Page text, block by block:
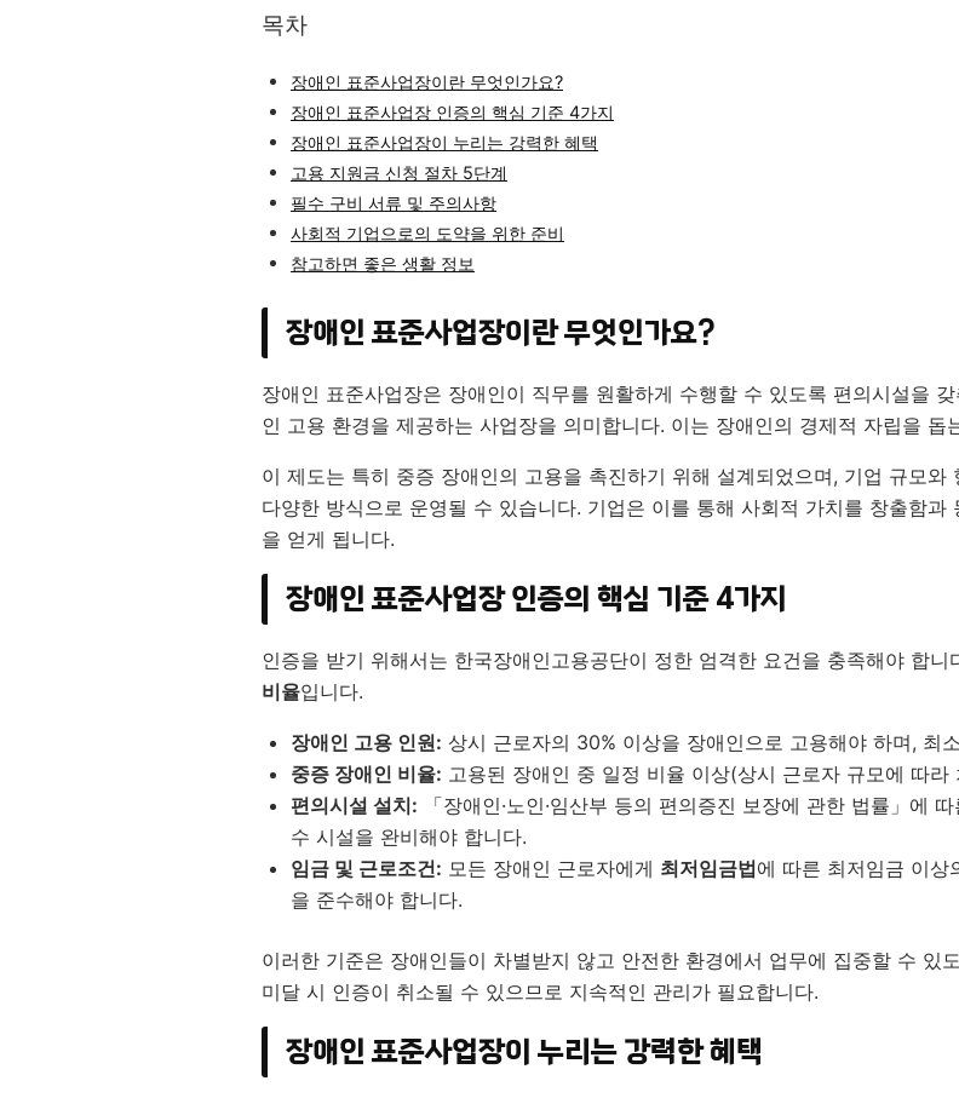
목차
장애인 표준사업장이란 무엇인가요?
장애인 표준사업장 인증의 핵심 기준 4가지
장애인 표준사업장이 누리는 강력한 혜택
고용 지원금 신청 절차 5단계
필수 구비 서류 및 주의사항
사회적 기업으로의 도약을 위한 준비
참고하면 좋은 생활 정보
장애인 표준사업장이란 무엇인가요?
장애인 표준사업장은 장애인이 직무를 원활하게 수행할 수 있도록 편의시설을
인 고용 환경을 제공하는 사업장을 의미합니다. 이는 장애인의 경제적 자립을 돕
이 제도는 특히 중증 장애인의 고용을 촉진하기 위해 설계되었으며, 기업 규모와
다양한 방식으로 운영될 수 있습니다. 기업은 이를 통해 사회적 가치를 창출함
을 얻게 됩니다.
장애인 표준사업장 인증의 핵심 기준 4가지
인증을 받기 위해서는 한국장애인고용공단이 정한 엄격한 요건을 충족해야 합니
비율입니다.
장애인 고용 인원: 상시 근로자의 30% 이상을 장애인으로 고용해야 하며, 최
중증 장애인 비율: 고용된 장애인 중 일정 비율 이상(상시 근로자 규모에 따
편의시설 설치: 「장애인·노인·임산부 등의 편의증진 보장에 관한 법률」에
수 시설을 완비해야 합니다.
임금 및 근로조건: 모든 장애인 근로자에게 최저임금법에 따른 최저임금 이상
을 준수해야 합니다.
이러한 기준은 장애인들이 차별받지 않고 안전한 환경에서 업무에 집중할 수 있
미달 시 인증이 취소될 수 있으므로 지속적인 관리가 필요합니다.
장애인 표준사업장이 누리는 강력한 혜택